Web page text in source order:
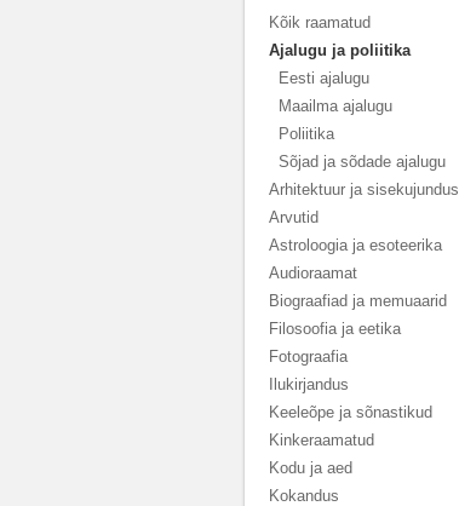
Kõik raamatud
Ajalugu ja poliitika
Eesti ajalugu
Maailma ajalugu
Poliitika
Sõjad ja sõdade ajalugu
Arhitektuur ja sisekujundus
Arvutid
Astroloogia ja esoteerika
Audioraamat
Biograafiad ja memuaarid
Filosoofia ja eetika
Fotograafia
Ilukirjandus
Keeleõpe ja sõnastikud
Kinkeraamatud
Kodu ja aed
Kokandus